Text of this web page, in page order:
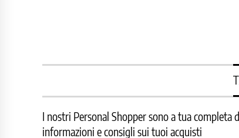
I nostri Personal Shopper sono a tua
informazioni e consigli sui tuoi acquisti